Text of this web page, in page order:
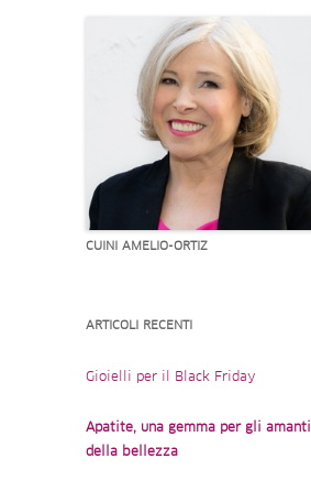
CUINI AMELIO-ORTIZ
ARTICOLI RECENTI
Gioielli per il Black Friday
Apatite, una gemma per gli amanti
della bellezza